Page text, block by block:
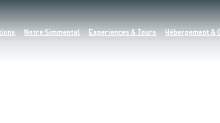
Notre Simmental Experiences & Tours Hébergement &